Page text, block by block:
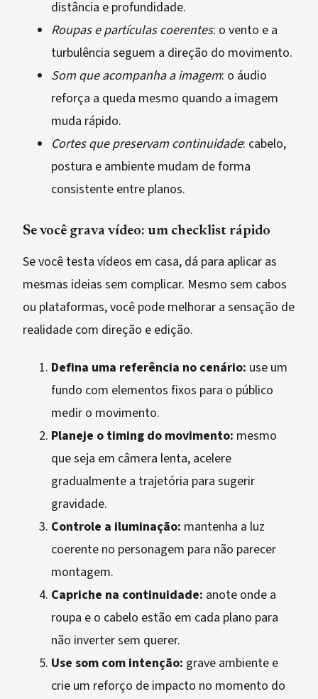
distância e profundidade.
Roupas e partículas coerentes: o vento e a
turbulência seguem a direção do movimento.
Som que acompanha a imagem: o áudio
reforça a queda mesmo quando a imagem
muda rápido.
Cortes que preservam continuidade: cabelo,
postura e ambiente mudam de forma
consistente entre planos.
Se você grava vídeo: um checklist rápido
Se você testa vídeos em casa, dá para aplicar as
mesmas ideias sem complicar. Mesmo sem cabos
ou plataformas, você pode melhorar a sensação de
realidade com direção e edição.
Defina uma referência no cenário: use um
fundo com elementos fixos para o público
medir o movimento.
Planeje o timing do movimento: mesmo
que seja em câmera lenta, acelere
gradualmente a trajetória para sugerir
gravidade.
Controle a iluminação: mantenha a luz
coerente no personagem para não parecer
montagem.
Capriche na continuidade: anote onde a
roupa e o cabelo estão em cada plano para
não inverter sem querer.
Use som com intenção: grave ambiente e
crie um reforço de impacto no momento do